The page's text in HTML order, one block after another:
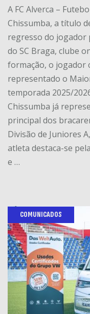
A FC Alverca –
Chissumba, a título
regresso do jogador
do SC Braga, clube
formação, o jogador
representado o
temporada 2025/
Chissumba já
principal dos
Divisão de Juniores
atleta destaca-se
e …
COMUNICADOS